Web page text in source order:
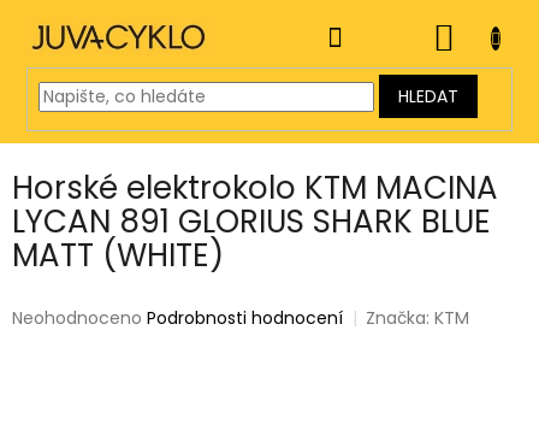
obsah
HLEDAT
KOŠÍK
Horské elektrokolo KTM MACINA
LYCAN 891 GLORIUS SHARK BLUE
MATT (WHITE)
Průměrné
Neohodnoceno Podrobnosti hodnocení Značka:KTM